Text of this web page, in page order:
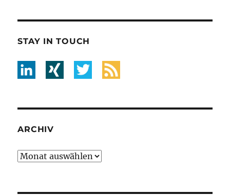
STAY IN TOUCH
ARCHIV
Archiv